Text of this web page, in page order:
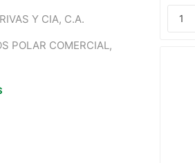
Y CIA, C.A.
POLAR COMERCIAL,